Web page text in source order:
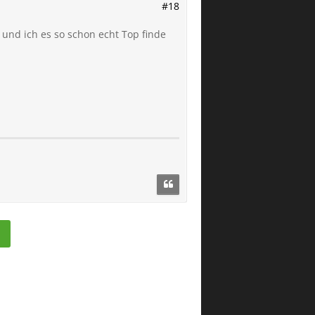
#18
ich es so schon echt Top finde